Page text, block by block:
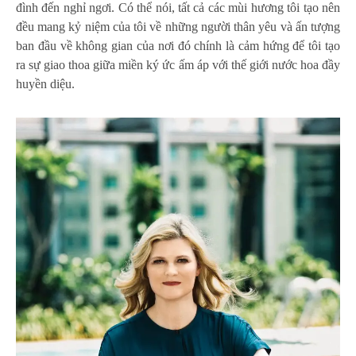
đình đến nghỉ ngơi. Có thể nói, tất cả các mùi hương tôi tạo nên
đều mang kỷ niệm của tôi về những người thân yêu và ấn tượng
ban đầu về không gian của nơi đó chính là cảm hứng để tôi tạo
ra sự giao thoa giữa miền ký ức ấm áp với thế giới nước hoa đầy
huyền diệu.